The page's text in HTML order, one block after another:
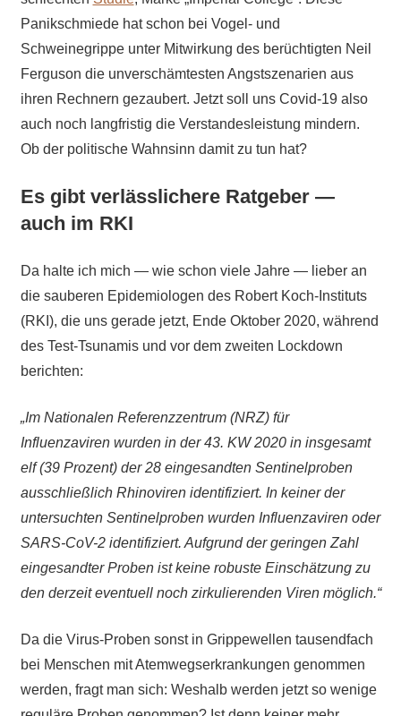
Panikschmiede hat schon bei Vogel- und
Schweinegrippe unter Mitwirkung des berüchtigten Neil
Ferguson die unverschämtesten Angstszenarien aus
ihren Rechnern gezaubert. Jetzt soll uns Covid-19 also
auch noch langfristig die Verstandesleistung mindern.
Ob der politische Wahnsinn damit zu tun hat?
Es gibt verlässlichere Ratgeber —
auch im RKI
Da halte ich mich — wie schon viele Jahre — lieber an
die sauberen Epidemiologen des Robert Koch-Instituts
(RKI), die uns gerade jetzt, Ende Oktober 2020, während
des Test-Tsunamis und vor dem zweiten Lockdown
berichten:
„Im Nationalen Referenzzentrum (NRZ) für
Influenzaviren wurden in der 43. KW 2020 in insgesamt
elf (39 Prozent) der 28 eingesandten Sentinelproben
ausschließlich Rhinoviren identifiziert. In keiner der
untersuchten Sentinelproben wurden Influenzaviren oder
SARS-CoV-2 identifiziert. Aufgrund der geringen Zahl
eingesandter Proben ist keine robuste Einschätzung zu
den derzeit eventuell noch zirkulierenden Viren möglich.“
Da die Virus-Proben sonst in Grippewellen tausendfach
bei Menschen mit Atemwegserkrankungen genommen
werden, fragt man sich: Weshalb werden jetzt so wenige